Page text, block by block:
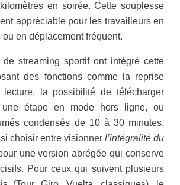
en soirée. Cette souplesse
appréciable pour les travailleurs en
en déplacement fréquent.
de streaming sportif ont intégré cette
des fonctions comme la reprise
lecture, la possibilité de télécharger
une étape en mode hors ligne, ou
condensés de 10 à 30 minutes.
choisir entre visionner l’intégralité du
une version abrégée qui conserve
Pour ceux qui suivent plusieurs